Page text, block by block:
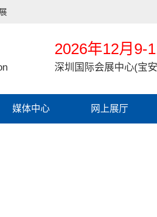
2026年12月9-
深圳国际会展中心(宝安
媒体中心 网上展厅